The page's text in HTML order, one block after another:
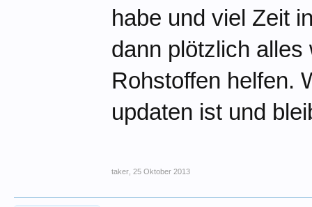
habe und viel Zeit
dann plötzlich
Rohstoffen helfen.
updaten ist und
taker 25 Oktober 2013